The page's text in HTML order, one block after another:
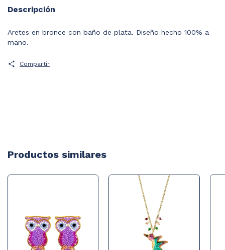
Descripción
Aretes en bronce con baño de plata. Diseño hecho 100% a
mano.
Compartir
Productos similares